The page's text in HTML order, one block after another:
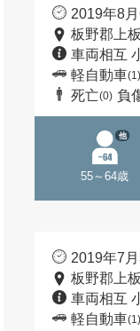
2019年8
板野郡上
車両相互
軽自動車(1)
死亡(0) 負
55～64歳
他
2019年7
板野郡上
車両相互
軽自動車(1)